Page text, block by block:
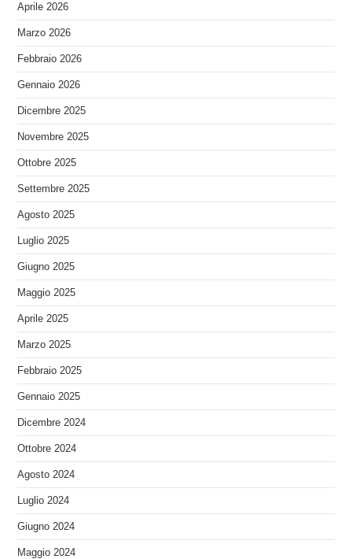
Aprile 2026
Marzo 2026
Febbraio 2026
Gennaio 2026
Dicembre 2025
Novembre 2025
Ottobre 2025
Settembre 2025
Agosto 2025
Luglio 2025
Giugno 2025
Maggio 2025
Aprile 2025
Marzo 2025
Febbraio 2025
Gennaio 2025
Dicembre 2024
Ottobre 2024
Agosto 2024
Luglio 2024
Giugno 2024
Maggio 2024